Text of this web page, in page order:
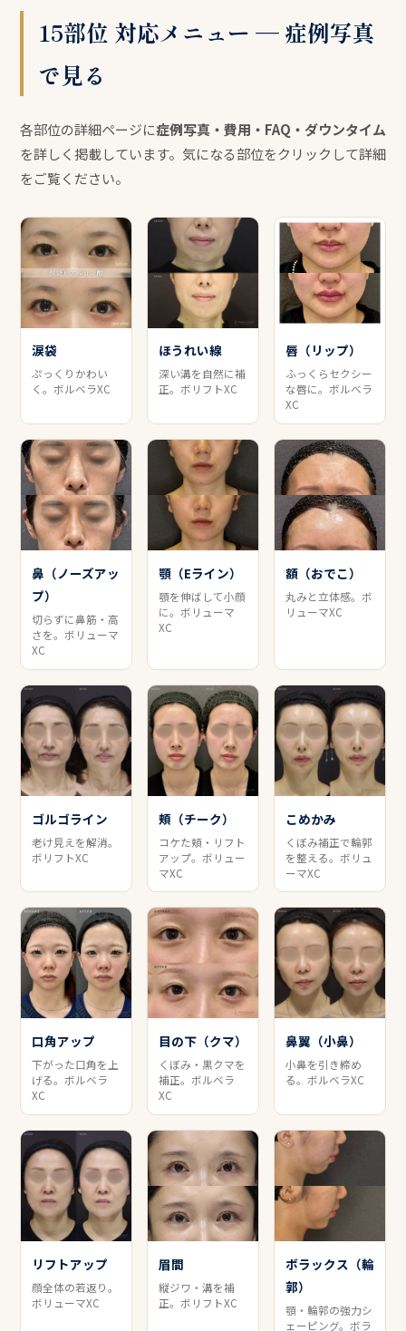
15部位 対応メニュー — 症例写真
で見る
各部位の詳細ページに症例写真・費用・FAQ・ダウンタイム
を詳しく掲載しています。気になる部位をクリックして詳細
をご覧ください。
涙袋
ぷっくりかわい
く。ボルベラXC
ほうれい線
深い溝を自然に補
正。ボリフトXC
唇（リップ）
ふっくらセクシー
な唇に。ボルベラ
XC
鼻（ノーズアッ
プ）
切らずに鼻筋・高
さを。ボリューマ
XC
顎（Eライン）
顎を伸ばして小顔
に。ボリューマ
XC
額（おでこ）
丸みと立体感。ボ
リューマXC
ゴルゴライン
老け見えを解消。
ボリフトXC
頬（チーク）
コケた頬・リフト
アップ。ボリュー
マXC
こめかみ
くぼみ補正で輪郭
を整える。ボリュ
ーマXC
口角アップ
下がった口角を上
げる。ボルベラ
XC
目の下（クマ）
くぼみ・黒クマを
補正。ボルベラ
XC
鼻翼（小鼻）
小鼻を引き締め
る。ボルベラXC
リフトアップ
顔全体の若返り。
ボリューマXC
眉間
縦ジワ・溝を補
正。ボリフトXC
ボラックス（輪
郭）
顎・輪郭の強力シ
ェーピング。ボラ